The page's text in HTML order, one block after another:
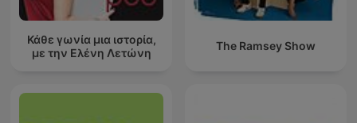
Κάθε γωνία μια ιστορία,
με την Ελένη Λετώνη
The Ramsey Show